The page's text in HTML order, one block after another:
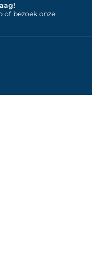
WOB-L®
of bezoek onze